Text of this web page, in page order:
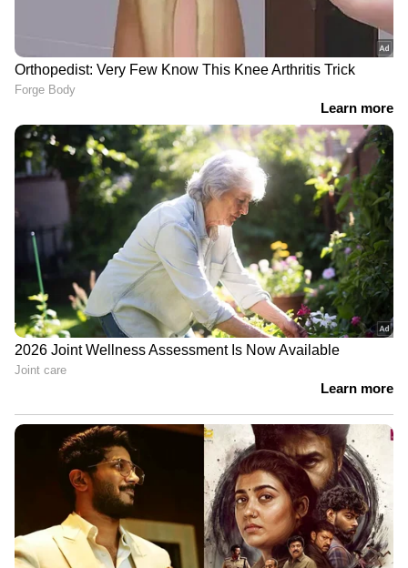
Asianet News Malayalam
ABOUT THE AUTHOR
WDWeb Desk
വയനാട് ദുരന്തം വി ഡി സതീശൻ
Published :Apr 19 2026, 11:18 AM IST
Follow Us